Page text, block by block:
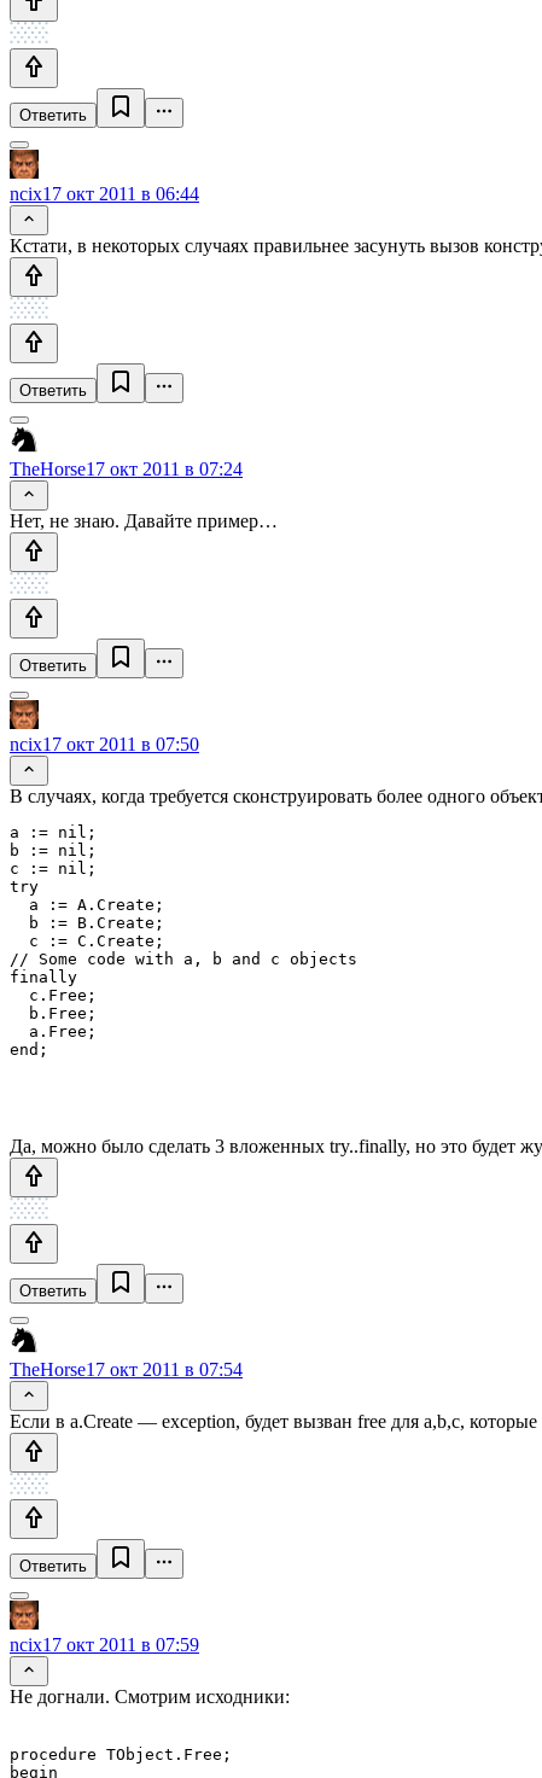
Ответить
ncix17 окт 2011 в 06:44
Кстати, в некоторых случаях правильнее засунуть вызов
Ответить
TheHorse17 окт 2011 в 07:24
Нет, не знаю. Давайте пример…
Ответить
ncix17 окт 2011 в 07:50
В случаях, когда требуется сконструировать более одного
a := nil;
b := nil;
c := nil;
try
  a := A.Create;
  b := B.Create;
  c := C.Create;
// Some code with a, b and c objects
finally
  c.Free;
  b.Free;
  a.Free;
end;
Да, можно было сделать 3 вложенных try..finally, но это будет
Ответить
TheHorse17 окт 2011 в 07:54
Если в a.Create — exception, будет вызван free для a,b,c,
Ответить
ncix17 окт 2011 в 07:59
Не догнали. Смотрим исходники:
procedure TObject.Free;
begin